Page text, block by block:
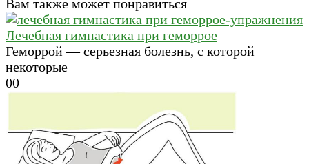
Вам также может понравиться
Лечебная гимнастика при геморрое
Геморрой — серьезная болезнь, с которой
некоторые
00